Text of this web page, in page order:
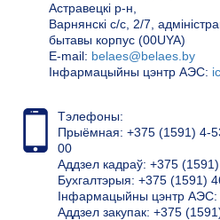
Астравецкі р-н,
Варнянскі с/с, 2/7,
бытавы корпус (00UYA)
Е-mail: belaes@belaes.by
Інфармацыйны цэнтр АЭС:
Тэлефоны:
Прыёмная: +375 (1591) 4-
00
Аддзел кадраў: +375
Бухгалтэрыя: +375 (1591)
Інфармацыйны цэнтр АЭС:
Аддзел закупак: +375